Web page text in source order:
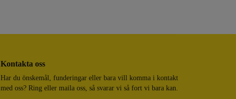
Kontakta oss
Har du önskemål, funderingar eller bara vill komma i kontakt
med oss? Ring eller maila oss, så svarar vi så fort vi bara kan.